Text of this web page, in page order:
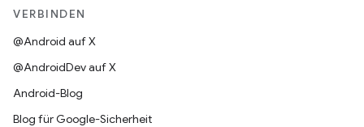
VERBINDEN
@Android auf X
@AndroidDev auf X
Android-Blog
Blog für Google-Sicherheit